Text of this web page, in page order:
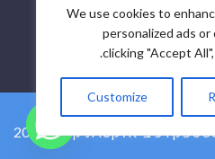
We use cookies to
personalized ads
clicking "Accept
Customize